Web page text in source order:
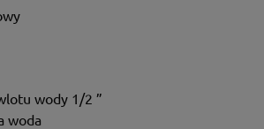
wody 1/2 ”
woda